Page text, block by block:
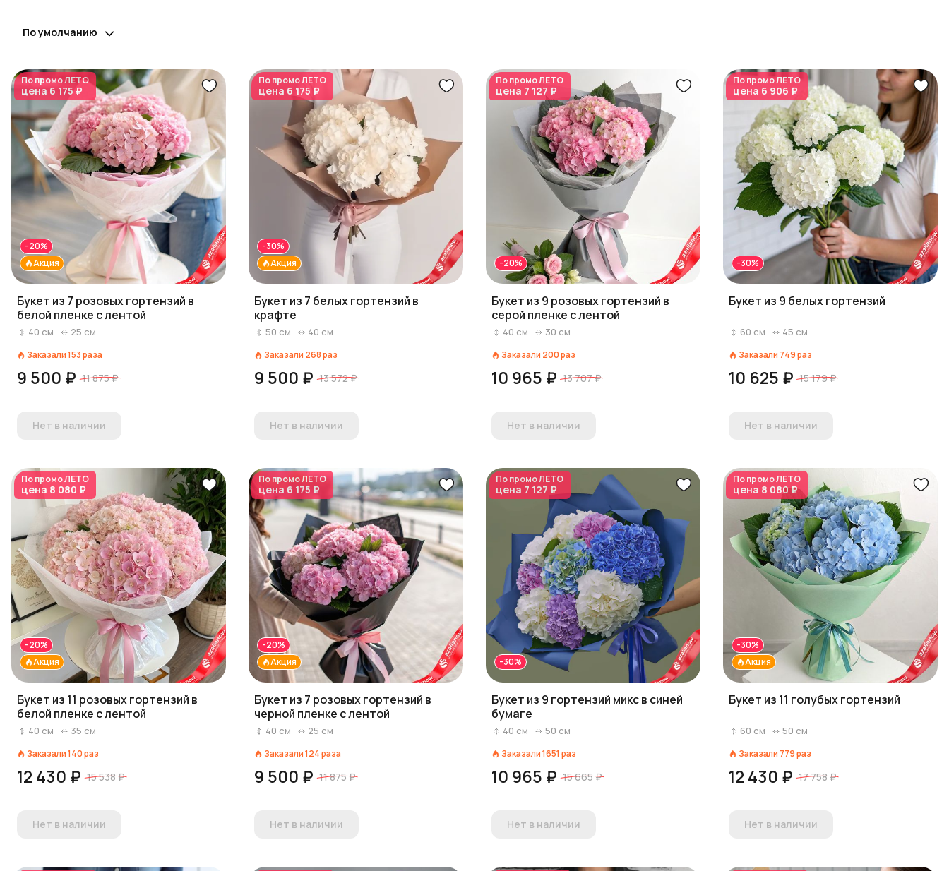
По умолчанию
По промоЛЕТО
цена 6 175 ₽
Акция
-20%
Букет из 7 розовых гортензий в
белой пленке с лентой
40 см 25 см
Заказали153раза
9 500 ₽ 11 875 ₽
Нет в наличии
По промоЛЕТО
цена 6 175 ₽
Акция
-30%
Букет из 7 белых гортензий в
крафте
50 см 40 см
Заказали 268раз
9 500 ₽ 13 572 ₽
Нет в наличии
По промоЛЕТО
цена 7 127 ₽
-20%
Букет из 9 розовых гортензий в
серой пленке с лентой
40 см 30 см
Заказали 200раз
10 965 ₽ 13 707 ₽
Нет в наличии
По промоЛЕТО
цена 6 906 ₽
-30%
Букет из 9 белых гортензий
60 см 45 см
Заказали 749раз
10 625 ₽ 15 179 ₽
Нет в наличии
По промоЛЕТО
цена 8 080 ₽
Акция
-20%
Букет из 11 розовых гортензий в
белой пленке с лентой
40 см 35 см
Заказали140раз
12 430 ₽ 15 538 ₽
Нет в наличии
По промоЛЕТО
цена 6 175 ₽
Акция
-20%
Букет из 7 розовых гортензий в
черной пленке с лентой
40 см 25 см
Заказали124раза
9 500 ₽ 11 875 ₽
Нет в наличии
По промоЛЕТО
цена 7 127 ₽
-30%
Букет из 9 гортензий микс в синей
бумаге
40 см 50 см
Заказали1651 раз
10 965 ₽ 15 665 ₽
Нет в наличии
По промоЛЕТО
цена 8 080 ₽
Акция
-30%
Букет из 11 голубых гортензий
60 см 50 см
Заказали 779раз
12 430 ₽ 17 758 ₽
Нет в наличии